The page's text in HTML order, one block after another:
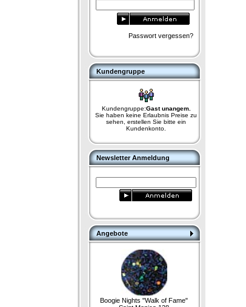
Passwort vergessen?
Kundengruppe
Kundengruppe:Gast unangem.
Sie haben keine Erlaubnis Preise zu
sehen, erstellen Sie bitte ein
Kundenkonto.
Newsletter Anmeldung
Angebote
Boogie Nights "Walk of Fame"